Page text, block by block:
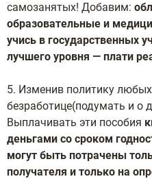
самозанятых! Добавим:
образовательные и
учись в государственных
лучшего уровня — плати
5. Изменив политику
безработице(подумать и о
Выплачивать эти пособия
деньгами со сроком
могут быть потрачены
получателя и только на